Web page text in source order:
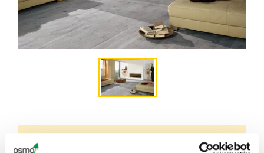
PER INFORMAZIONI SPECIFICHE RELATIVE